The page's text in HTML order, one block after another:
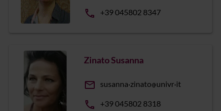
phone +39 045802 8347
Zinato Susanna
email susanna zinato univr it
phone +39 045802 8318